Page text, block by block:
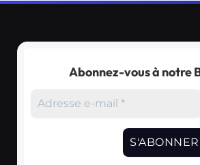
Abonnez-vous à notre